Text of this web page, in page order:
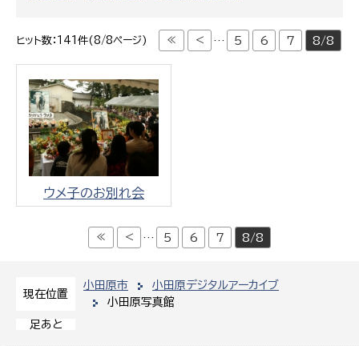
現在位置
小田原市
小田原デジタルアーカイブ
小田原写真館
足あと
ヒット数：141件(8/8ページ) ≪ < … 5 6 7 8/8
ウメ子のお別れ会
≪ < … 5 6 7 8/8